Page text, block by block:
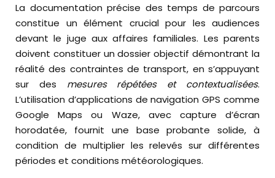
La documentation précise des temps de parcours
constitue un élément crucial pour les audiences
devant le juge aux affaires familiales. Les parents
doivent constituer un dossier objectif démontrant la
réalité des contraintes de transport, en s’appuyant
sur des mesures répétées et contextualisées.
L’utilisation d’applications de navigation GPS comme
Google Maps ou Waze, avec capture d’écran
horodatée, fournit une base probante solide, à
condition de multiplier les relevés sur différentes
périodes et conditions météorologiques.